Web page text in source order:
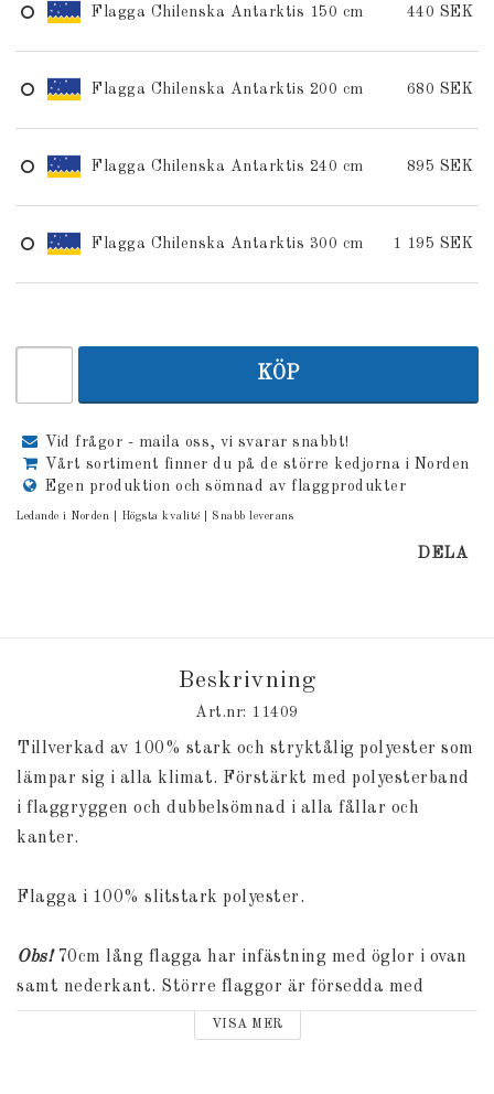
Flagga Chilenska Antarktis 150 cm 440 SEK
Flagga Chilenska Antarktis 200 cm 680 SEK
Flagga Chilenska Antarktis 240 cm 895 SEK
Flagga Chilenska Antarktis 300 cm 1 195 SEK
KÖP
Vid frågor - maila oss, vi svarar snabbt!
Vårt sortiment finner du på de större kedjorna i Norden
Egen produktion och sömnad av flaggprodukter
Ledande i Norden | Högsta kvalité | Snabb leverans
DELA
Beskrivning
Art.nr: 11409
Tillverkad av 100% stark och stryktålig polyester som
lämpar sig i alla klimat. Förstärkt med polyesterband
i flaggryggen och dubbelsömnad i alla fållar och
kanter.
Flagga i 100% slitstark polyester.
Obs!70cm lång flagga har infästning med öglor i ovan
samt nederkant. Större flaggor är försedda med
snabbkopplingar.
VISA MER